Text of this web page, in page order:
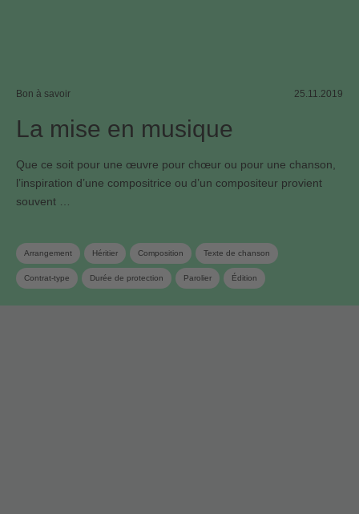
Bon à savoir 25.11.2019
La mise en musique
Que ce soit pour une œuvre pour chœur ou pour une chanson,
l’inspiration d’une compositrice ou d’un compositeur provient
souvent …
Arrangement Héritier Composition Texte de chanson
Contrat-type Durée de protection Parolier Édition